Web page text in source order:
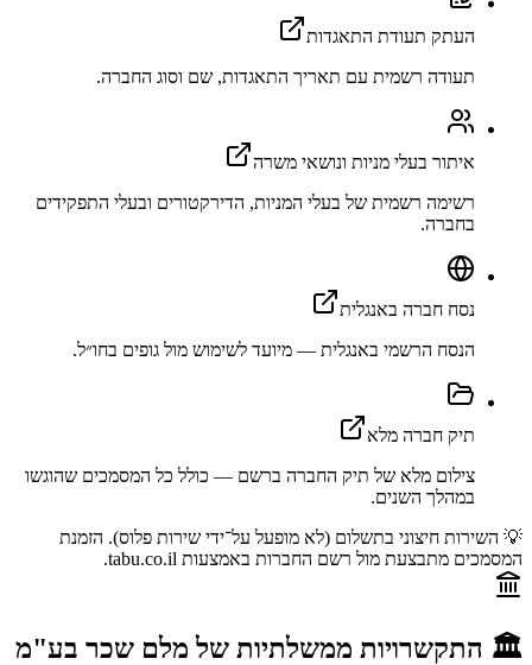
העתק תעודת התאגדות
תעודה רשמית עם תאריך התאגדות, שם וסוג החברה.
איתור בעלי מניות ונושאי משרה
רשימה רשמית של בעלי המניות, הדירקטורים ובעלי התפקידים
בחברה.
נסח חברה באנגלית
הנסח הרשמי באנגלית — מיועד לשימוש מול גופים בחו״ל.
תיק חברה מלא
צילום מלא של תיק החברה ברשם — כולל כל המסמכים שהוגשו
במהלך השנים.
💡 השירות חיצוני בתשלום (לא מופעל על־ידי שירות פלוס). הזמנת
המסמכים מתבצעת מול רשם החברות באמצעות tabu.co.il.
🏛️ התקשרויות ממשלתיות של מלם שכר בע"מ